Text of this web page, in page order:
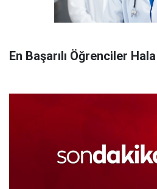
En Başarılı Öğrenciler